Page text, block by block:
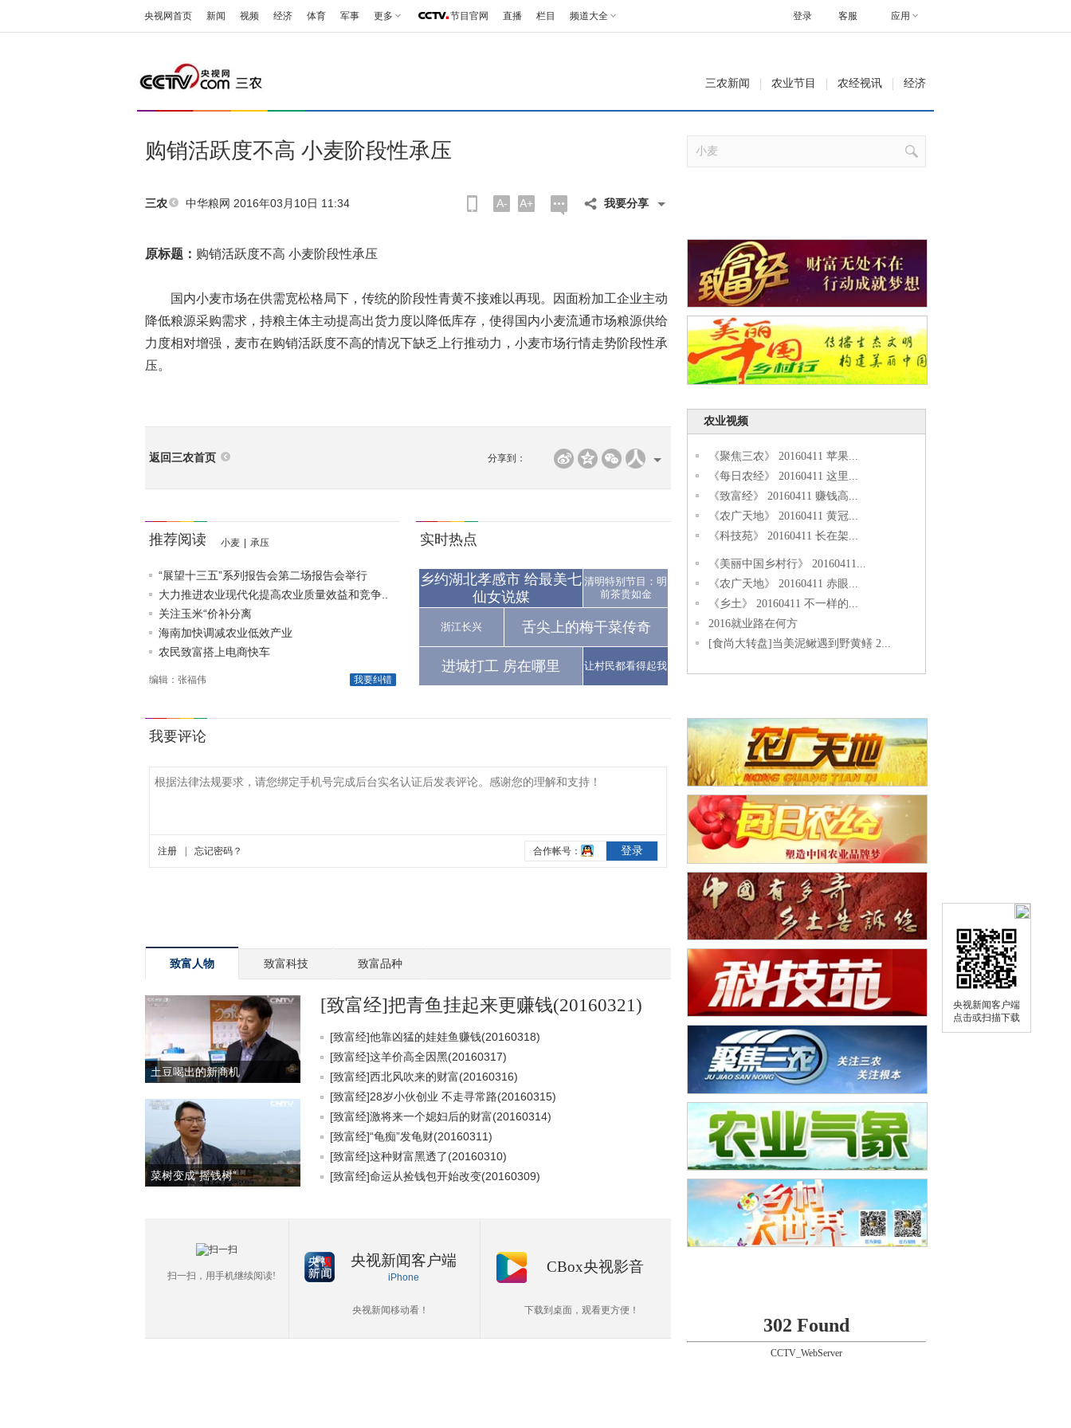
央视新闻客户端
点击或扫描下载
央视网首页 新闻 视频 经济 体育 军事 更多 节目官网 直播 栏目 频道大全 客服 应用
登录
三农新闻 农业节目 农经视讯 经济
购销活跃度不高 小麦阶段性承压
三农 中华粮网 2016年03月10日 11:34 A- A+ 我要分享
原标题： 购销活跃度不高 小麦阶段性承压
国内小麦市场在供需宽松格局下，传统的阶段性青黄不接难以再现。因面粉加工企业主动
降低粮源采购需求，持粮主体主动提高出货力度以降低库存，使得国内小麦流通市场粮源供给
力度相对增强，麦市在购销活跃度不高的情况下缺乏上行推动力，小麦市场行情走势阶段性承
压。
返回三农首页 分享到：
推荐阅读 小麦 承压
“展望十三五”系列报告会第二场报告会举行
大力推进农业现代化提高农业质量效益和竞争..
关注玉米“价补分离
海南加快调减农业低效产业
农民致富搭上电商快车
我要纠错
编辑：张福伟
实时热点
乡约湖北孝感市 给最美七
仙女说媒
清明特别节目：明
前茶贵如金
浙江长兴 舌尖上的梅干菜传奇
进城打工 房在哪里 让村民都看得起我
致富人物 致富科技 致富品种
土豆喝出的新商机
菜树变成“摇钱树”
[致富经]把青鱼挂起来更赚钱(20160321)
[致富经]他靠凶猛的娃娃鱼赚钱(20160318)
[致富经]这羊价高全因黑(20160317)
[致富经]西北风吹来的财富(20160316)
[致富经]28岁小伙创业 不走寻常路(20160315)
[致富经]激将来一个媳妇后的财富(20160314)
[致富经]“龟痴”发龟财(20160311)
[致富经]这种财富黑透了(20160310)
[致富经]命运从捡钱包开始改变(20160309)
扫一扫，用手机继续阅读!
央视新闻客户端
iPhone
央视新闻移动看！
CBox央视影音
下载到桌面，观看更方便！
农业视频
《聚焦三农》 20160411 苹果...
《每日农经》 20160411 这里...
《致富经》 20160411 赚钱高...
《农广天地》 20160411 黄冠...
《科技苑》 20160411 长在架...
《美丽中国乡村行》 20160411...
《农广天地》 20160411 赤眼...
《乡土》 20160411 不一样的...
2016就业路在何方
[食尚大转盘]当美泥鳅遇到野黄鳝 2...
302 Found
CCTV_WebServer